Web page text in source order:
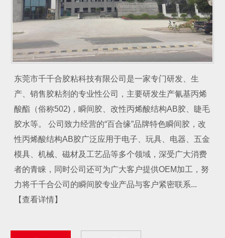
东莞市千千合胶粘科技有限公司是一家专门研发、生
产、销售胶粘剂的专业性公司，主要研发生产氰基丙烯
酸酯（俗称502)，瞬间胶、改性丙烯酸结构AB胶、睫毛
胶水等。 公司致力经营的“百合缘”品牌特色瞬间胶，改
性丙烯酸结构AB胶广泛应用于电子、玩具、电器、五金
模具、机械、磁材及工艺品等多个领域，深受广大消费
者的青睐，同时公司还可为广大客户提供OEM加工，努
力将千千合公司的瞬间胶专业产品与客户紧密联系...
【查看详情】